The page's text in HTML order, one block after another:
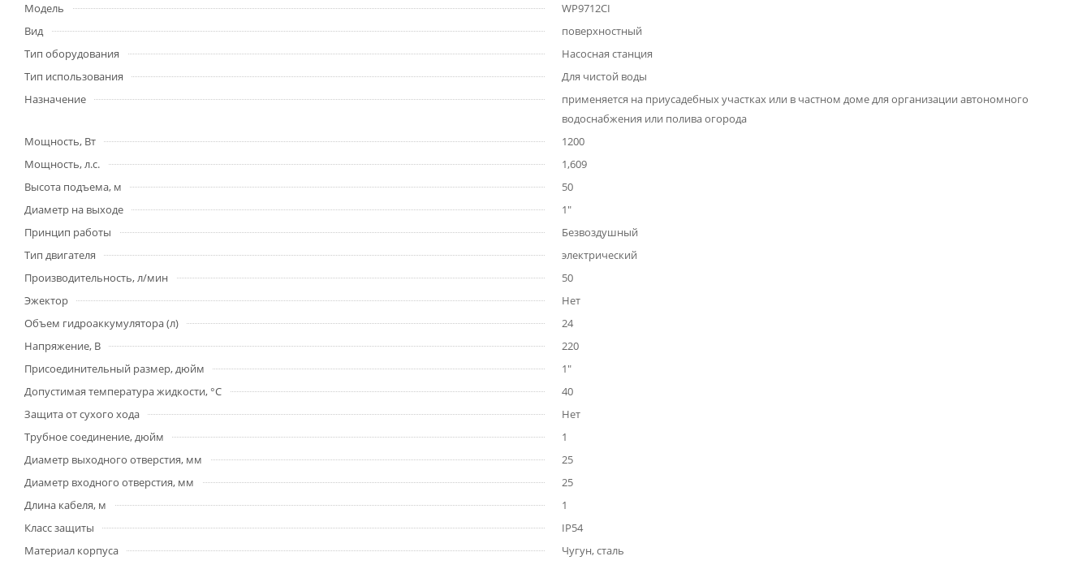
Модель
WP9712CI
Вид
поверхностный
Тип оборудования
Насосная станция
Тип использования
Для чистой воды
Назначение
применяется на приусадебных участках или в частном доме для организации автономного
водоснабжения или полива огорода
Мощность, Вт
1200
Мощность, л.с.
1,609
Высота подъема, м
50
Диаметр на выходе
1"
Принцип работы
Безвоздушный
Тип двигателя
электрический
Производительность, л/мин
50
Эжектор
Нет
Объем гидроаккумулятора (л)
24
Напряжение, В
220
Присоединительный размер, дюйм
1"
Допустимая температура жидкости, °С
40
Защита от сухого хода
Нет
Трубное соединение, дюйм
1
Диаметр выходного отверстия, мм
25
Диаметр входного отверстия, мм
25
Длина кабеля, м
1
Класс защиты
IP54
Материал корпуса
Чугун, сталь